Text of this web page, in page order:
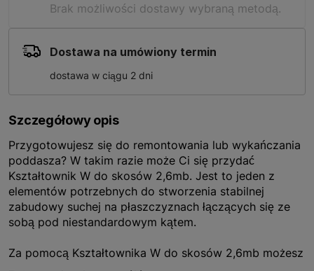
Brak możliwości dostawy wybraną metodą.
Dostawa na umówiony termin
dostawa w ciągu 2 dni
Szczegółowy opis
Przygotowujesz się do remontowania lub wykańczania
poddasza? W takim razie może Ci się przydać
Kształtownik W do skosów 2,6mb. Jest to jeden z
elementów potrzebnych do stworzenia stabilnej
zabudowy suchej na płaszczyznach łączących się ze
sobą pod niestandardowym kątem.
Za pomocą Kształtownika W do skosów 2,6mb możesz
bowiem połączyć ze sobą płyty gipsowo-kartonowe,